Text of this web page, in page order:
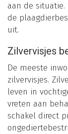
aan de
de
uit.
Zilvervisjes
De meeste
zilvervisjes.
leven in
vreten aan
schakel direct